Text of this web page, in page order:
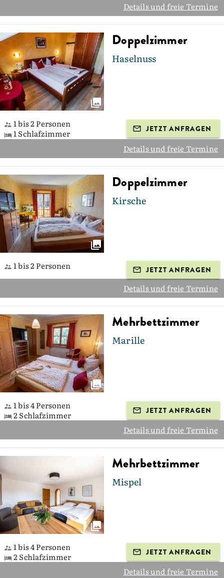
Details und freie Termine
Doppelzimmer
Haselnuss
1 bis 2 Personen
1 Schlafzimmer
JETZT ANFRAGEN
Details und freie Termine
Doppelzimmer
Kirsche
1 bis 2 Personen JETZT ANFRAGEN
Details und freie Termine
Mehrbettzimmer
Marille
1 bis 4 Personen
2 Schlafzimmer
JETZT ANFRAGEN
Details und freie Termine
Mehrbettzimmer
Mispel
1 bis 4 Personen
2 Schlafzimmer
JETZT ANFRAGEN
Details und freie Termine